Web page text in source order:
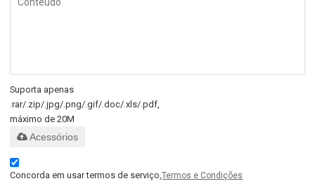
Suporta apenas
.rar/.zip/.jpg/.png/.gif/.doc/.xls/.pdf,
máximo de 20M
Acessórios
Concorda em usar termos de serviço,Termos e Condições